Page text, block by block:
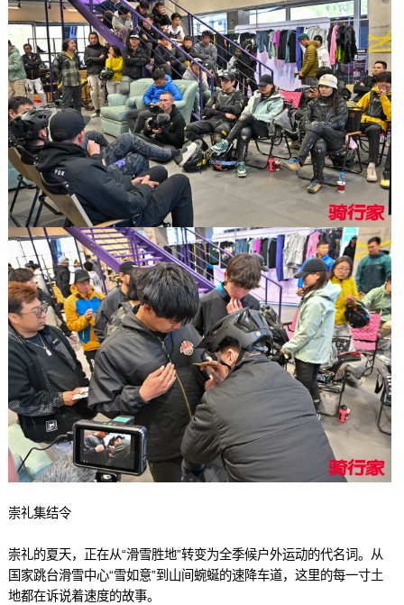
崇礼集结令
崇礼的夏天，正在从“滑雪胜地”转变为全季候户外运动的代名词。从
国家跳台滑雪中心“雪如意”到山间蜿蜒的速降车道，这里的每一寸土
地都在诉说着速度的故事。